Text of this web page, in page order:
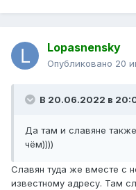
Lopasnensky
Опубликовано 20
В 20.06.2022 в
Да там и славяне
чём))))
Славян туда же вместе с
известному адресу. Там